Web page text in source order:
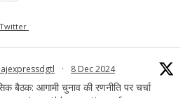
Twitter
· 8 Dec 2024
बैठक: आगामी चुनाव की रणनीति पर चर्चा